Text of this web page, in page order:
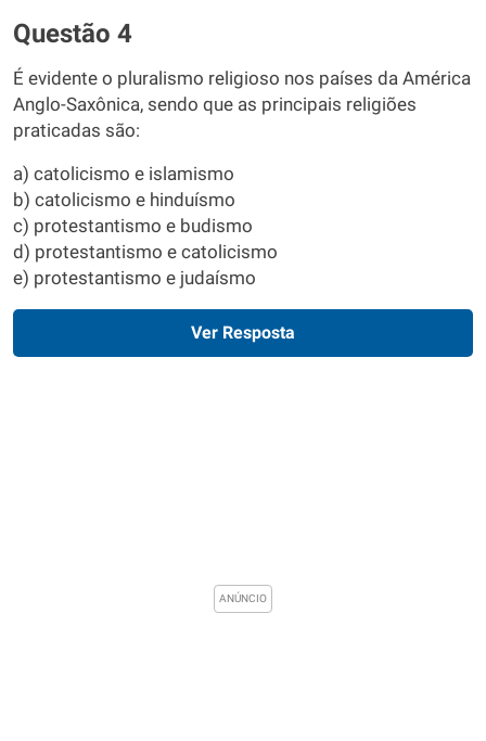
Questão 4
É evidente o pluralismo religioso nos países da América
Anglo-Saxônica, sendo que as principais religiões
praticadas são:
a) catolicismo e islamismo
b) catolicismo e hinduísmo
c) protestantismo e budismo
d) protestantismo e catolicismo
e) protestantismo e judaísmo
Ver Resposta